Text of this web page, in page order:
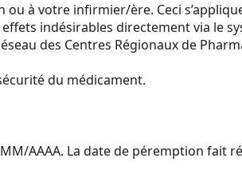
à votre infirmier/ère. Ceci
indésirables directement via le
des Centres Régionaux de
du médicament.
AAAA. La date de péremption fait